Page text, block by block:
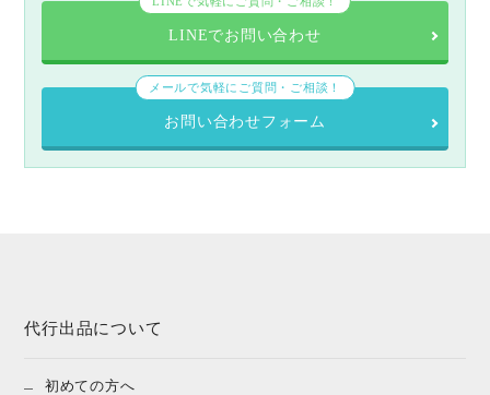
LINEでお問い合わせ
メールで気軽にご質問・ご相談！
お問い合わせフォーム
代行出品について
初めての方へ